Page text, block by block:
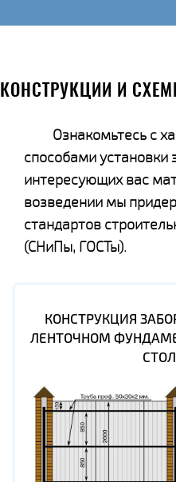
КОНСТРУКЦИИ И
Ознакомьтесь с
способами установки
интересующих вас
возведении мы
стандартов
(СНиПы, ГОСТы).
КОНСТРУКЦИЯ
ЛЕНТОЧНОМ